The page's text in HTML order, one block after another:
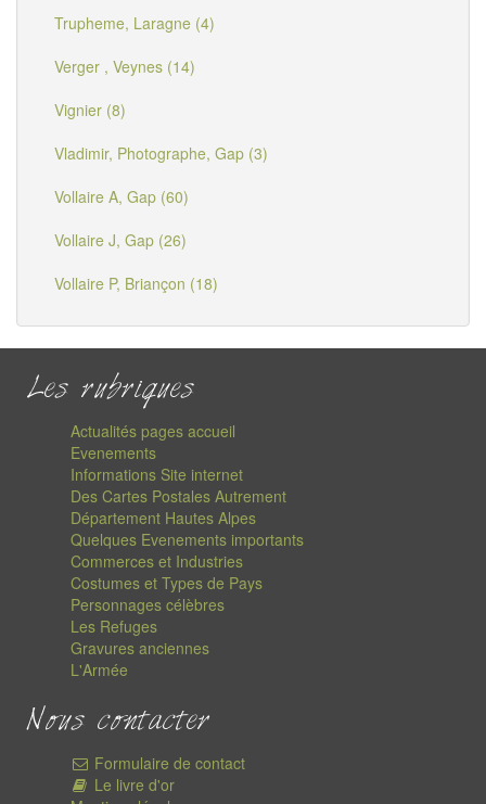
Trupheme, Laragne (4)
Verger , Veynes (14)
Vignier (8)
Vladimir, Photographe, Gap (3)
Vollaire A, Gap (60)
Vollaire J, Gap (26)
Vollaire P, Briançon (18)
Les rubriques
Actualités pages accueil
Evenements
Informations Site internet
Des Cartes Postales Autrement
Département Hautes Alpes
Quelques Evenements importants
Commerces et Industries
Costumes et Types de Pays
Personnages célèbres
Les Refuges
Gravures anciennes
L'Armée
Nous contacter
Formulaire de contact
Le livre d'or